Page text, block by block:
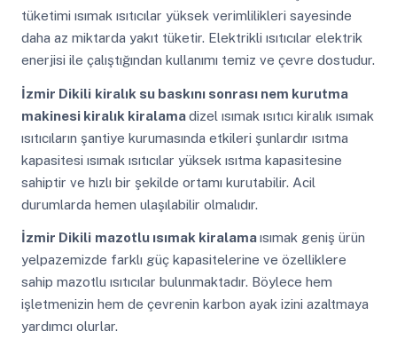
tüketimi ısımak ısıtıcılar yüksek verimlilikleri sayesinde
daha az miktarda yakıt tüketir. Elektrikli ısıtıcılar elektrik
enerjisi ile çalıştığından kullanımı temiz ve çevre dostudur.
İzmir Dikili kiralık su baskını sonrası nem kurutma
makinesi kiralık kiralamadizel ısımak ısıtıcı kiralık ısımak
ısıtıcıların şantiye kurumasında etkileri şunlardır ısıtma
kapasitesi ısımak ısıtıcılar yüksek ısıtma kapasitesine
sahiptir ve hızlı bir şekilde ortamı kurutabilir. Acil
durumlarda hemen ulaşılabilir olmalıdır.
İzmir Dikili mazotlu ısımak kiralamaısımak geniş ürün
yelpazemizde farklı güç kapasitelerine ve özelliklere
sahip mazotlu ısıtıcılar bulunmaktadır. Böylece hem
işletmenizin hem de çevrenin karbon ayak izini azaltmaya
yardımcı olurlar.